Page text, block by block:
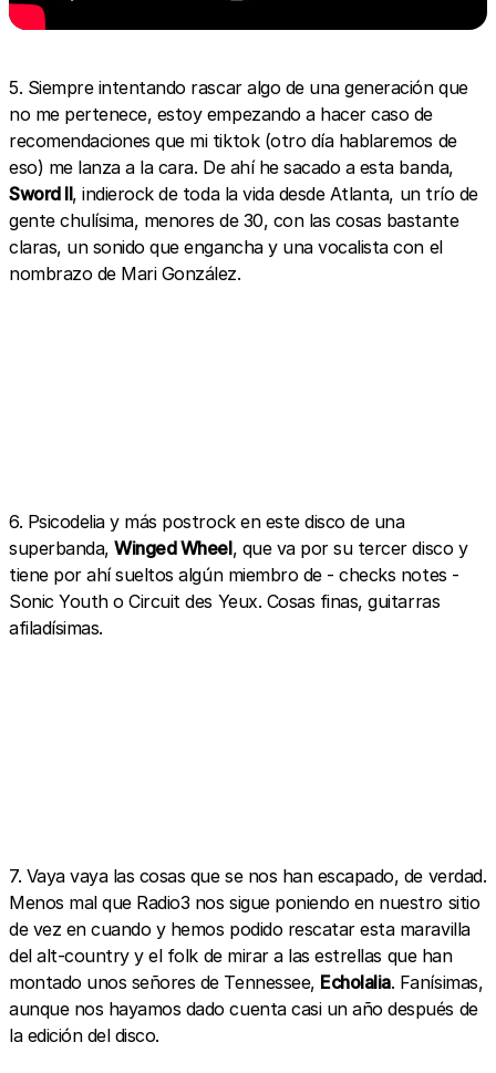
5. Siempre intentando rascar algo de una generación que
no me pertenece, estoy empezando a hacer caso de
recomendaciones que mi tiktok (otro día hablaremos de
eso) me lanza a la cara. De ahí he sacado a esta banda,
Sword II, indierock de toda la vida desde Atlanta, un trío de
gente chulísima, menores de 30, con las cosas bastante
claras, un sonido que engancha y una vocalista con el
nombrazo de Mari González.
6. Psicodelia y más postrock en este disco de una
superbanda,Winged Wheel, que va por su tercer disco y
tiene por ahí sueltos algún miembro de - checks notes -
Sonic Youth o Circuit des Yeux. Cosas finas, guitarras
afiladísimas.
7. Vaya vaya las cosas que se nos han escapado, de verdad.
Menos mal que Radio3 nos sigue poniendo en nuestro sitio
de vez en cuando y hemos podido rescatar esta maravilla
del alt-country y el folk de mirar a las estrellas que han
montado unos señores de Tennessee, Echolalia. Fanísimas,
aunque nos hayamos dado cuenta casi un año después de
la edición del disco.